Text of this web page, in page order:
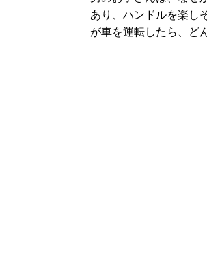
あり、ハンドルを楽し
が車を運転したら、ど